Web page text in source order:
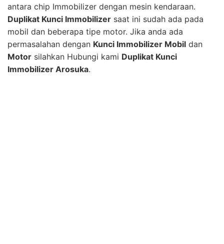
antara chip Immobilizer dengan mesin kendaraan.
Duplikat Kunci Immobilizer saat ini sudah ada pada
mobil dan beberapa tipe motor. Jika anda ada
permasalahan dengan Kunci Immobilizer Mobil dan
Motor silahkan Hubungi kami Duplikat Kunci
Immobilizer Arosuka.